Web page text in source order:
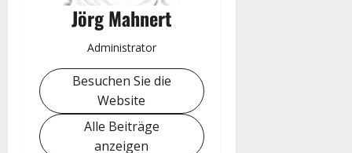
Jörg Mahnert
Administrator
Besuchen Sie die
Website
Alle Beiträge
anzeigen